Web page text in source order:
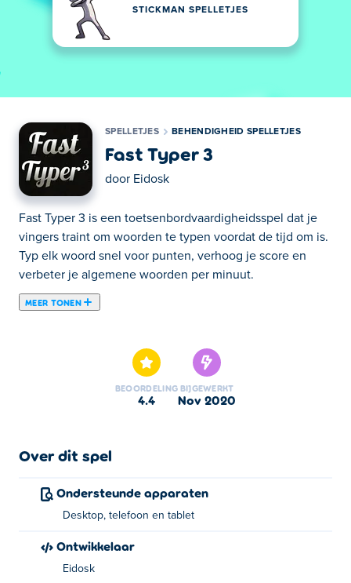
STICKMAN SPELLETJES
SPELLETJES BEHENDIGHEID SPELLETJES
Fast Typer 3
door Eidosk
Fast Typer 3 is een toetsenbordvaardigheidsspel dat je
vingers traint om woorden te typen voordat de tijd om is.
Typ elk woord snel voor punten, verhoog je score en
verbeter je algemene woorden per minuut.
MEER TONEN
BEOORDELING
4.4
BIJGEWERKT
nov 2020
Over dit spel
Ondersteunde apparaten
Desktop, telefoon en tablet
Ontwikkelaar
Eidosk